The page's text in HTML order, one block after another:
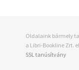
Oldalaink bármely
a Libri-Bookline Zrt.
SSL tanúsítvány